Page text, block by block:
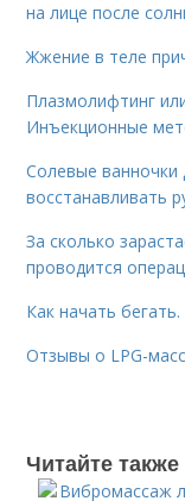
на лице после
Жжение в теле
Плазмолифтинг
Инъекционные
Солевые ванночки
восстанавливать
За сколько
проводится
Как начать
Отзывы о LPG-
Читайте также